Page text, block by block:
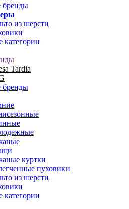
бренды
из шерсти
категории
Tardia
бренды
куртки
пуховики
из шерсти
категории